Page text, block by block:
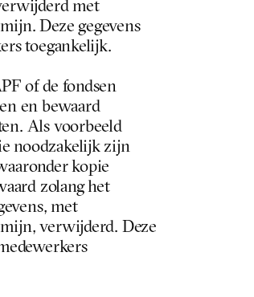
met
Deze gegevens
toegankelijk.
of de fondsen
en bewaard
Als voorbeeld
noodzakelijk zijn
kopie
zolang het
met
verwijderd. Deze